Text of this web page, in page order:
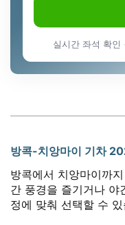
실시간 좌석 확인
방콕-치앙마이 기차
방콕에서 치앙마이까
간 풍경을 즐기거나 야
정에 맞춰 선택할 수 있